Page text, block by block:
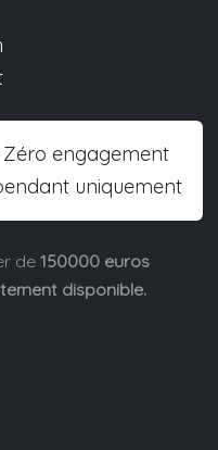
engagement
uniquement
de 150000 euros
disponible.